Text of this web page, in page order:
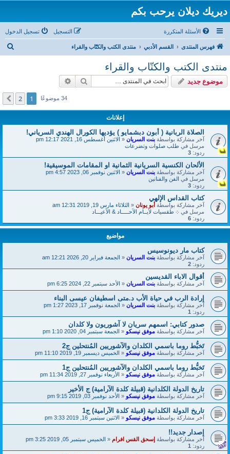
ديريك ديلان يرحب بكم
الأسئلة المتكررة تسجيل الدخول التسجيل
فهرس المنتدى القسم الأدبي منتدى الكتب والكتّاب والقراء
ب
منتدى الكتب والكتّاب والقراء
موضوع جديد بحث
34 موضوعًا 1
2 التالي
إعلانات
الصلاة الربانية ( أبون دبشمايو ) يؤديها الكورال الهندي السرياني!
آخر مشاركة بواسطةبنت السريان«الاثنين أغسطس 16, 2021 12:17 pm
مرسل فيطلب صلوات وتضرعات
ردود: 3
الألحان الكنسية السريانية الثمانية او المقامات الموسيقية!
آخر مشاركة بواسطةبنت السريان«الاثنين نوفمبر 06, 2023 4:57 pm
مرسل فيالفن والفنانين
ردود: 3
كتاب القداس الإلهي
آخر مشاركة بواسطةأبو يونان«الثلاثاء مارس 19, 2019 12:31 am
مرسل في܀ طقسيات لأيــام الآحـــــاد & الأعيـــاد
ردود: 6
مواضيع
كتاب مار ديونوسيس
آخر مشاركة بواسطةبنت السريان«الجمعة فبراير 20, 2026 12:21 am
ردود: 2
أقوال الاباء القديسين
آخر مشاركة بواسطةبنت السريان«الأحد سبتمبر 22, 2024 6:25 pm
إرادة الرب في حياة الأب د.متى اسطيفان عيسى البناء
آخر مشاركة بواسطةبنت السريان«الجمعة نوفمبر 17, 2023 1:27 pm
ردود: 1
صدور كتابي: اسمهم سريان لا آشوريون ولا كلدان
آخر مشاركة بواسطةموفق نيسكو«الجمعة سبتمبر 04, 2020 1:10 pm
تَخبُّط روما باسمي الكلدان والآشوريين المُنتحلين ج2‏
آخر مشاركة بواسطةموفق نيسكو«الخميس ديسمبر 19, 2019 11:10 pm
تَخبُّط روما باسمي الكلدان والآشوريين المُنتحلين ج1
آخر مشاركة بواسطةموفق نيسكو«الأربعاء نوفمبر 27, 2019 11:34 pm
تاريخ الدولة الكلدانية (قبيلة كلدة الآرامية) ج الأخير
آخر مشاركة بواسطةموفق نيسكو«الأحد نوفمبر 03, 2019 9:15 pm
تاريخ الدولة الكلدانية (قبيلة كلدة الآرامية) ج1
آخر مشاركة بواسطةموفق نيسكو«الاثنين سبتمبر 16, 2019 3:33 pm
إصدار جديد!!
آخر مشاركة بواسطةإسحق القس افرام«الخميس سبتمبر 05, 2019 3:25 pm
ردود: 1